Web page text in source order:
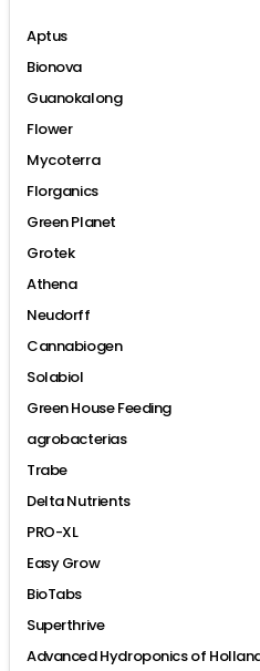
Aptus
Bionova
Guanokalong
Flower
Mycoterra
Florganics
Green Planet
Grotek
Athena
Neudorff
Cannabiogen
Solabiol
Green House Feeding
agrobacterias
Trabe
Delta Nutrients
PRO-XL
Easy Grow
BioTabs
Superthrive
Advanced Hydroponics of